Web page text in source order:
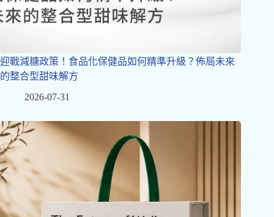
迎戰減糖政策！食品化保健品如何精準升級？佈局未來
的整合型甜味解方
2026-07-31